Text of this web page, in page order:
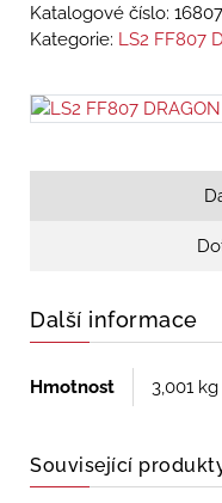
Katalogové číslo:
Kategorie: LS2 FF807
Další informace
Hmotnost 3,001 kg
Související